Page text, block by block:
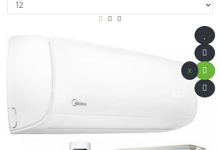
x